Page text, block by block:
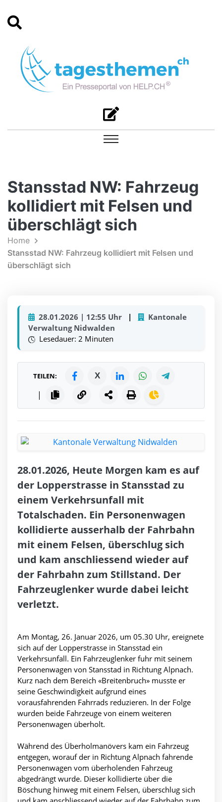
Stansstad NW: Fahrzeug
kollidiert mit Felsen und
überschlägt sich
Home
Stansstad NW: Fahrzeug kollidiert mit Felsen und
überschlägt sich
28.01.2026 | 12:55 Uhr |
Kantonale
Verwaltung Nidwalden
Lesedauer: 2 Minuten
TEILEN: X
|
28.01.2026, Heute Morgen kam es auf
der Lopperstrasse in Stansstad zu
einem Verkehrsunfall mit
Totalschaden. Ein Personenwagen
kollidierte ausserhalb der Fahrbahn
mit einem Felsen, überschlug sich
und kam anschliessend wieder auf
der Fahrbahn zum Stillstand. Der
Fahrzeuglenker wurde dabei leicht
verletzt.
Am Montag, 26. Januar 2026, um 05.30 Uhr, ereignete
sich auf der Lopperstrasse in Stansstad ein
Verkehrsunfall. Ein Fahrzeuglenker fuhr mit seinem
Personenwagen von Stansstad in Richtung Alpnach.
Kurz nach dem Bereich «Breitenbruch» musste er
seine Geschwindigkeit aufgrund eines
vorausfahrenden Fahrrads reduzieren. In der Folge
wurden beide Fahrzeuge von einem weiteren
Personenwagen überholt.
Während des Überholmanövers kam ein Fahrzeug
entgegen, worauf der in Richtung Alpnach fahrende
Personenwagen vom überholenden Fahrzeug
abgedrängt wurde. Dieser kollidierte über die
Böschung hinweg mit einem Felsen, überschlug sich